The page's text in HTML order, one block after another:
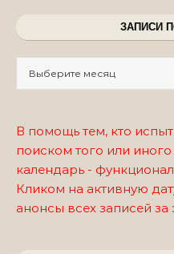
ЗАПИСИ
В помощь тем, кто
поиском того или иного
календарь -
Кликом на активную
анонсы всех записей за